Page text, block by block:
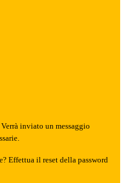
Verrà inviato un messaggio
Effettua il reset della password